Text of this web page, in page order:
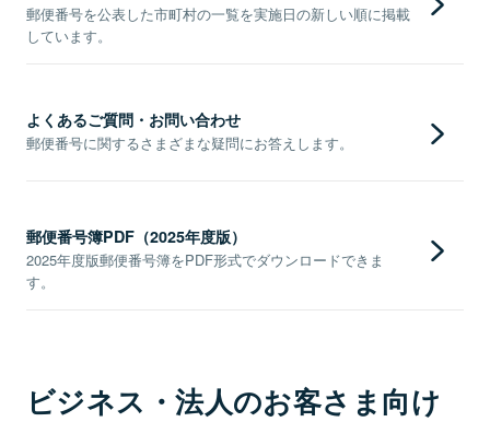
郵便番号を公表した市町村の一覧を実施日の新しい順に掲載
しています。
よくあるご質問・お問い合わせ
郵便番号に関するさまざまな疑問にお答えします。
郵便番号簿PDF（2025年度版）
2025年度版郵便番号簿をPDF形式でダウンロードできま
す。
ビジネス・法人のお客さま向け